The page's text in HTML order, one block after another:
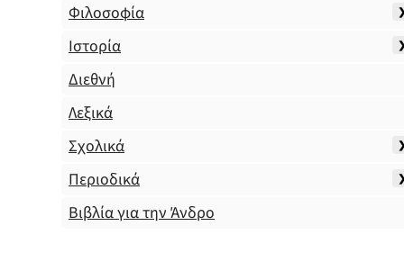
Φιλοσοφία
Ιστορία
Διεθνή
Λεξικά
Σχολικά
Περιοδικά
Βιβλία για την Άνδρο